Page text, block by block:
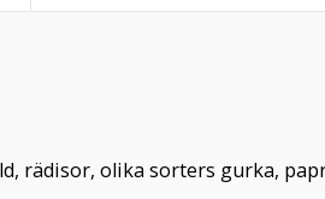
rädisor, olika sorters gurka,